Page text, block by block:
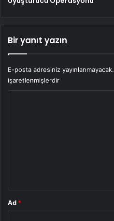
Bir yanıt yazın
E-posta adresiniz yayınlanmayacak.
işaretlenmişlerdir
Ad *